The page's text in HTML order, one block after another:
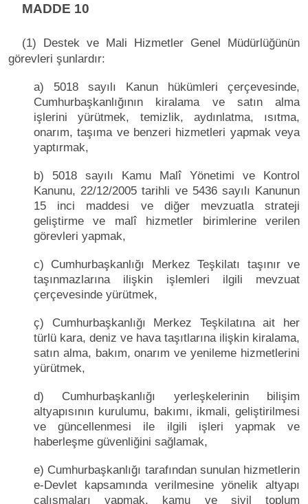
MADDE 10
(1) Destek ve Mali Hizmetler Genel Müdürlüğünün
görevleri şunlardır:
a) 5018 sayılı Kanun hükümleri çerçevesinde,
Cumhurbaşkanlığının kiralama ve satın alma
işlerini yürütmek, temizlik, aydınlatma, ısıtma,
onarım, taşıma ve benzeri hizmetleri yapmak veya
yaptırmak,
b) 5018 sayılı Kamu Malî Yönetimi ve Kontrol
Kanunu, 22/12/2005 tarihli ve 5436 sayılı Kanunun
15 inci maddesi ve diğer mevzuatla strateji
geliştirme ve malî hizmetler birimlerine verilen
görevleri yapmak,
c) Cumhurbaşkanlığı Merkez Teşkilatı taşınır ve
taşınmazlarına ilişkin işlemleri ilgili mevzuat
çerçevesinde yürütmek,
ç) Cumhurbaşkanlığı Merkez Teşkilatına ait her
türlü kara, deniz ve hava taşıtlarına ilişkin kiralama,
satın alma, bakım, onarım ve yenileme hizmetlerini
yürütmek,
d) Cumhurbaşkanlığı yerleşkelerinin bilişim
altyapısının kurulumu, bakımı, ikmali, geliştirilmesi
ve güncellenmesi ile ilgili işleri yapmak ve
haberleşme güvenliğini sağlamak,
e) Cumhurbaşkanlığı tarafından sunulan hizmetlerin
e-Devlet kapsamında verilmesine yönelik altyapı
çalışmaları yapmak, kamu ve sivil toplum